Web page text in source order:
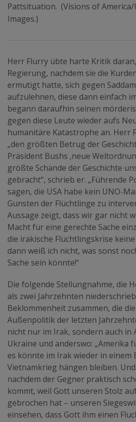
Pattsituation. (Visions of America/
Images.)
Herr Flurry übte harte Kritik
Regierung, nachdem sie die
ermutigt hatte, sich gegen
aufzulehnen, diese dann einfach
begann daraufhin seinen
gegen diese Leute wieder aufs
humanitäre Katastrophe an. Herr
„den größten Betrug der
Präsident Bushs ‚neue
größte Schande der Geschichte
gebracht“, schrieb er. „Führende
sagen, die USA habe kein UNO-
Gunsten der Flüchtlinge zu
Aussage zeigt, dass wir gar nicht
Macht für eine gerechte Sache
die irakische Flüchtlingskrise
dann weiß ich nicht, was sonst
Sache sein könnte!“
Die folgende Stellungnahme, die
als zwei Jahrzehnten
Beklommenheit zusammen, die
Außenpolitik der letzten
nicht nur im Irak, sondern auch in
Ukraine und anderswo: „Amerika
es könnte im Irak wieder in einem
Vietnamkrieg hängen bleiben.
nachdem der Gegner praktisch
kommt, weil Gott unseren Stolz
gebrochen hat – unseren
einsehen, dass Gott ihm einen